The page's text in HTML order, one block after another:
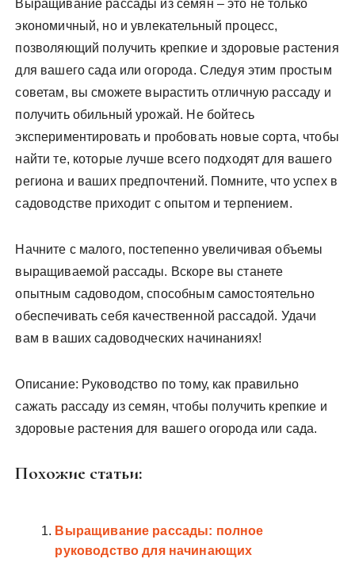
Выращивание рассады из семян – это не только
экономичный, но и увлекательный процесс,
позволяющий получить крепкие и здоровые растения
для вашего сада или огорода. Следуя этим простым
советам, вы сможете вырастить отличную рассаду и
получить обильный урожай. Не бойтесь
экспериментировать и пробовать новые сорта, чтобы
найти те, которые лучше всего подходят для вашего
региона и ваших предпочтений. Помните, что успех в
садоводстве приходит с опытом и терпением.
Начните с малого, постепенно увеличивая объемы
выращиваемой рассады. Вскоре вы станете
опытным садоводом, способным самостоятельно
обеспечивать себя качественной рассадой. Удачи
вам в ваших садоводческих начинаниях!
Описание: Руководство по тому, как правильно
сажать рассаду из семян, чтобы получить крепкие и
здоровые растения для вашего огорода или сада.
Похожие статьи:
Выращивание рассады: полное
руководство для начинающих